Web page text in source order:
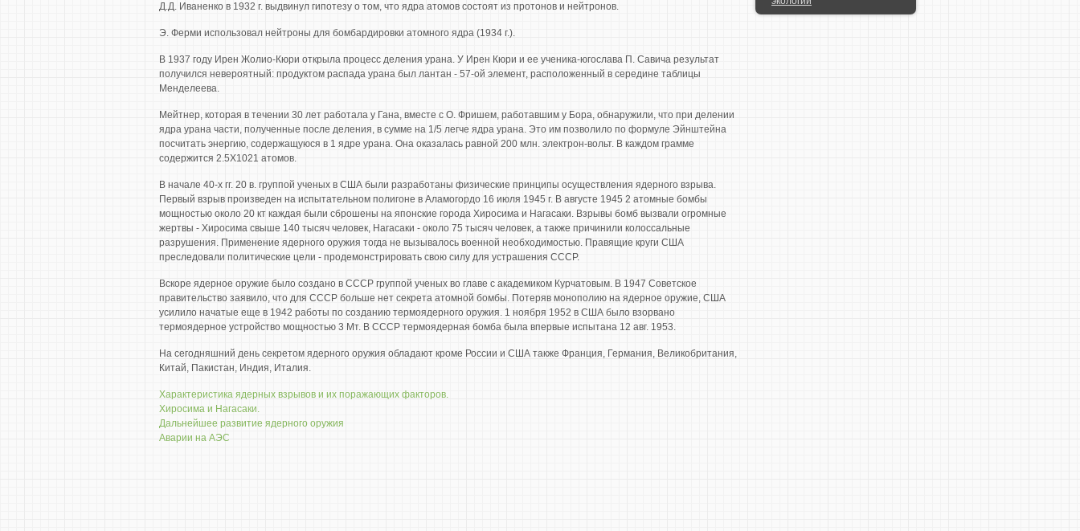
Д.Д. Иваненко в 1932 г. выдвинул гипотезу о том, что ядра атомов состоят из протонов и нейтронов.
Э. Ферми использовал нейтроны для бомбардировки атомного ядра (1934 г.).
В 1937 году Ирен Жолио-Кюри открыла процесс деления урана. У Ирен Кюри и ее ученика-югослава П. Савича результат
получился невероятный: продуктом распада урана был лантан - 57-ой элемент, расположенный в середине таблицы
Менделеева.
Мейтнер, которая в течении 30 лет работала у Гана, вместе с О. Фришем, работавшим у Бора, обнаружили, что при делении
ядра урана части, полученные после деления, в сумме на 1/5 легче ядра урана. Это им позволило по формуле Эйнштейна
посчитать энергию, содержащуюся в 1 ядре урана. Она оказалась равной 200 млн. электрон-вольт. В каждом грамме
содержится 2.5X1021 атомов.
В начале 40-х гг. 20 в. группой ученых в США были разработаны физические принципы осуществления ядерного взрыва.
Первый взрыв произведен на испытательном полигоне в Аламогордо 16 июля 1945 г. В августе 1945 2 атомные бомбы
мощностью около 20 кт каждая были сброшены на японские города Хиросима и Нагасаки. Взрывы бомб вызвали огромные
жертвы - Хиросима свыше 140 тысяч человек, Нагасаки - около 75 тысяч человек, а также причинили колоссальные
разрушения. Применение ядерного оружия тогда не вызывалось военной необходимостью. Правящие круги США
преследовали политические цели - продемонстрировать свою силу для устрашения СССР.
Вскоре ядерное оружие было создано в СССР группой ученых во главе с академиком Курчатовым. В 1947 Советское
правительство заявило, что для СССР больше нет секрета атомной бомбы. Потеряв монополию на ядерное оружие, США
усилило начатые еще в 1942 работы по созданию термоядерного оружия. 1 ноября 1952 в США было взорвано
термоядерное устройство мощностью 3 Мт. В СССР термоядерная бомба была впервые испытана 12 авг. 1953.
На сегодняшний день секретом ядерного оружия обладают кроме России и США также Франция, Германия, Великобритания,
Китай, Пакистан, Индия, Италия.
Характеристика ядерных взрывов и их поражающих факторов.
Хиросима и Нагасаки.
Дальнейшее развитие ядерного оружия
Аварии на АЭС